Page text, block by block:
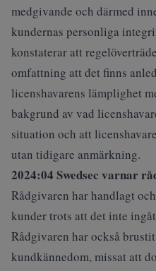
medgivande och därmed
kundernas personliga
konstaterar att
omfattning att det finns
licenshavarens lämplighet
bakgrund av vad
situation och att
utan tidigare anmärkning.
2024:04 Swedsec varnar
Rådgivaren har handlagt
kunder trots att det inte
Rådgivaren har också
kundkännedom, missat att